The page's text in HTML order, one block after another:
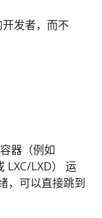
发者，而不
器（例如
LXC/LXD） 运
，可以直接跳到